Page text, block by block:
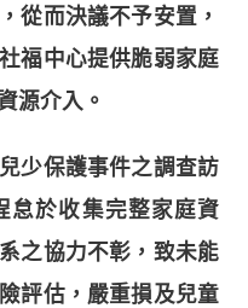
從而決議不予安置，
福中心提供脆弱家庭
源介入。
少保護事件之調查訪
怠於收集完整家庭資
之協力不彰，致未能
評估，嚴重損及兒童